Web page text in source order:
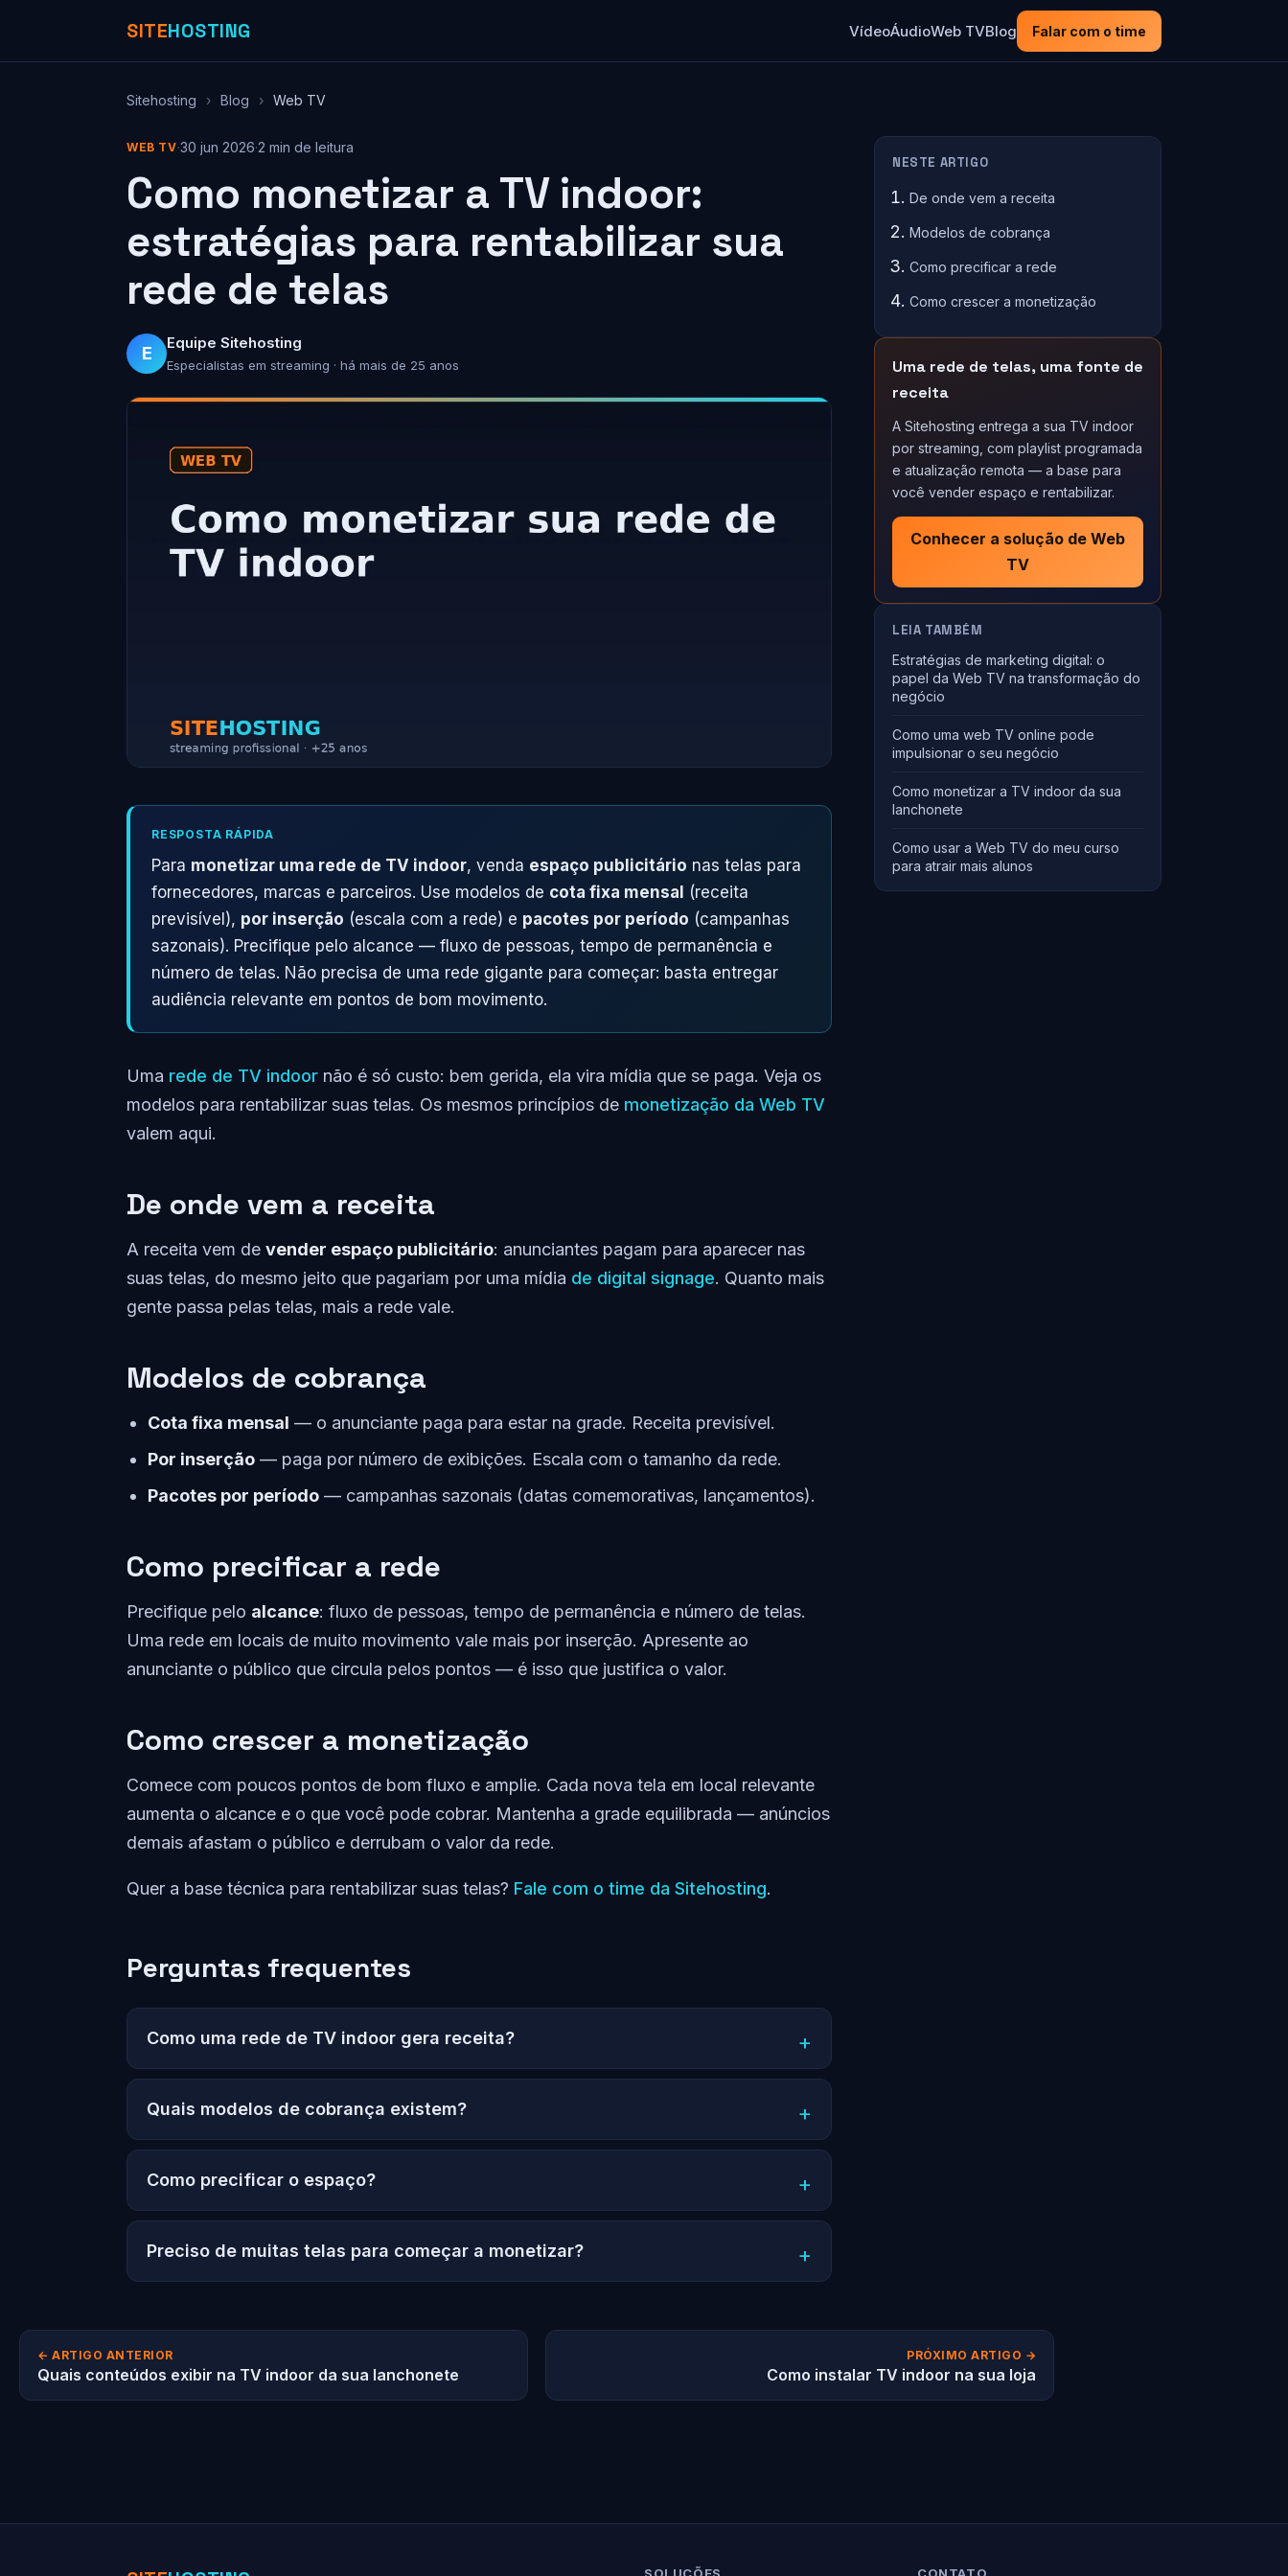
SITEHOSTING VídeoÁudioWeb TVBlog Falar com o time
Sitehosting › Blog › Web TV
WEB TV·30 jun 2026·2 min de leitura
Como monetizar a TV indoor:
estratégias para rentabilizar sua
rede de telas
E Equipe Sitehosting
Especialistas em streaming · há mais de 25 anos
RESPOSTA RÁPIDA
Para monetizar uma rede de TV indoor, venda espaço publicitário nas telas para
fornecedores, marcas e parceiros. Use modelos de cota fixa mensal
(receita
previsível), por inserção (escala com a rede) e pacotes por período (campanhas
sazonais). Precifique pelo alcance — fluxo de pessoas, tempo de permanência e
número de telas. Não precisa de uma rede gigante para começar: basta entregar
audiência relevante em pontos de bom movimento.
Uma rede de TV indoor não é só custo: bem gerida, ela vira mídia que se paga. Veja os
modelos para rentabilizar suas telas. Os mesmos princípios de monetização da Web TV
valem aqui.
De onde vem a receita
A receita vem de vender espaço publicitário: anunciantes pagam para aparecer nas
suas telas, do mesmo jeito que pagariam por uma mídia de digital signage. Quanto mais
gente passa pelas telas, mais a rede vale.
Modelos de cobrança
Cota fixa mensal — o anunciante paga para estar na grade. Receita previsível.
Por inserção — paga por número de exibições. Escala com o tamanho da rede.
Pacotes por período — campanhas sazonais (datas comemorativas, lançamentos).
Como precificar a rede
Precifique pelo alcance: fluxo de pessoas, tempo de permanência e número de telas.
Uma rede em locais de muito movimento vale mais por inserção. Apresente ao
anunciante o público que circula pelos pontos — é isso que justifica o valor.
Como crescer a monetização
Comece com poucos pontos de bom fluxo e amplie. Cada nova tela em local relevante
aumenta o alcance e o que você pode cobrar. Mantenha a grade equilibrada — anúncios
demais afastam o público e derrubam o valor da rede.
Quer a base técnica para rentabilizar suas telas? Fale com o time da Sitehosting.
Perguntas frequentes
Como uma rede de TV indoor gera receita?
Quais modelos de cobrança existem?
Como precificar o espaço?
Preciso de muitas telas para começar a monetizar?
NESTE ARTIGO
De onde vem a receita
Modelos de cobrança
Como precificar a rede
Como crescer a monetização
Uma rede de telas, uma fonte de
receita
A Sitehosting entrega a sua TV indoor
por streaming, com playlist programada
e atualização remota — a base para
você vender espaço e rentabilizar.
Conhecer a solução de Web
TV
LEIA TAMBÉM
Estratégias de marketing digital: o
papel da Web TV na transformação do
negócio
Como uma web TV online pode
impulsionar o seu negócio
Como monetizar a TV indoor da sua
lanchonete
Como usar a Web TV do meu curso
para atrair mais alunos
← ARTIGO ANTERIOR
Quais conteúdos exibir na TV indoor da sua lanchonete
PRÓXIMO ARTIGO →
Como instalar TV indoor na sua loja